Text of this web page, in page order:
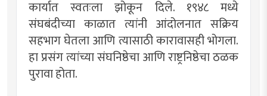
कार्यात स्वतःला झोकून दिले. १९४८ मध्ये
संघबंदीच्या काळात त्यांनी आंदोलनात सक्रिय
सहभाग घेतला आणि त्यासाठी कारावासही भोगला.
हा प्रसंग त्यांच्या संघनिष्ठेचा आणि राष्ट्रनिष्ठेचा ठळक
पुरावा होता.